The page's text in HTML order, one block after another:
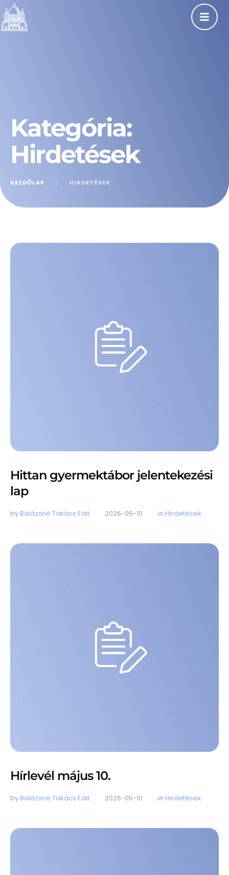
Kategória:
Hirdetések
KEZDŐLAP HIRDETÉSEK
Hittan gyermektábor jelentekezési
lap
by Balázsné Takács Edit 2026-05-10 in Hirdetések
Hírlevél május 10.
by Balázsné Takács Edit 2026-05-10 in Hirdetések